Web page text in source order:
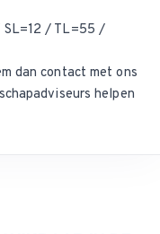
mogelijk. Zie
SL=12 / TL=55 /
dancontact met ons
helpen